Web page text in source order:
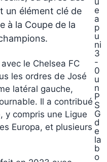
un élément clé de
à la Coupe de la
le Chelsea FC
les ordres de José
latéral gauche,
Il a contribué
y compris une Ligue
Europa, et plusieurs
e
a
p
u
ni
3
-
0
u
n
P
S
G
d
e
la
b
o